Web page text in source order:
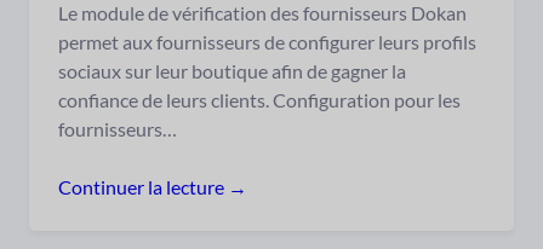
Le module de vérification des fournisseurs Dokan
permet aux fournisseurs de configurer leurs profils
sociaux sur leur boutique afin de gagner la
confiance de leurs clients. Configuration pour les
fournisseurs…
Continuer la lecture →